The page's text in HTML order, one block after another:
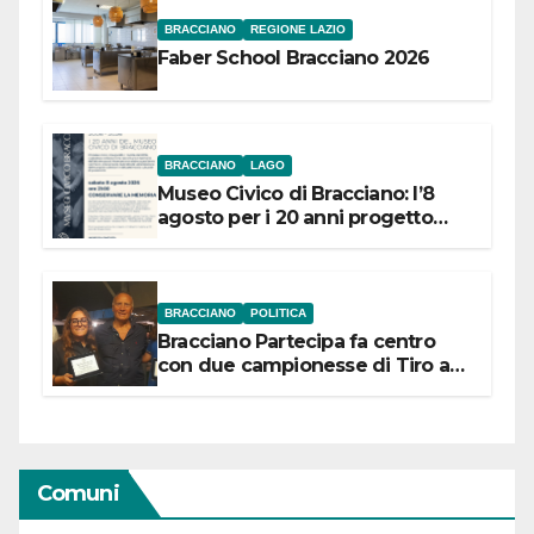
BRACCIANO REGIONE LAZIO
Faber School Bracciano 2026
BRACCIANO LAGO
Museo Civico di Bracciano: l’8
agosto per i 20 anni progetto
BRACCIANO POLITICA
Bracciano Partecipa fa centro
con due campionesse di Tiro a
Comuni